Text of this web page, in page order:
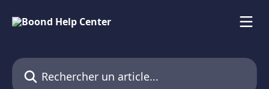
Rechercher un article...